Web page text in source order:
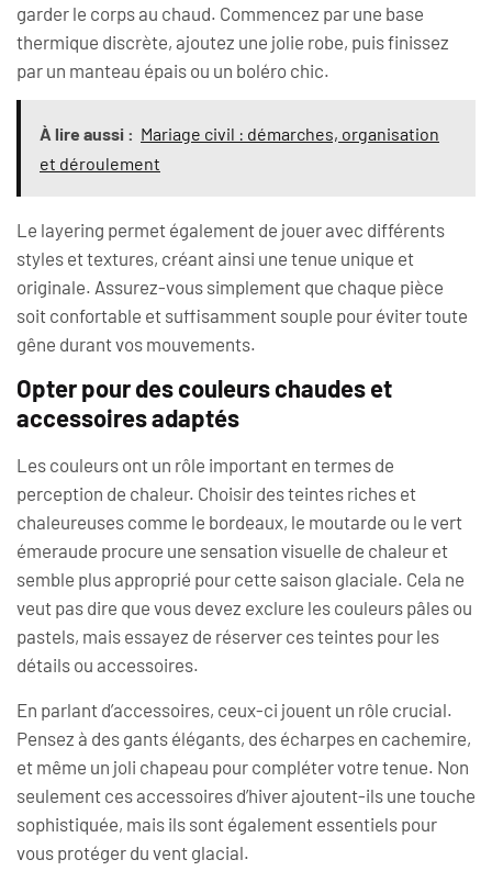
garder le corps au chaud. Commencez par une base
thermique discrète, ajoutez une jolie robe, puis finissez
par un manteau épais ou un boléro chic.
À lire aussi : Mariage civil : démarches, organisation
et déroulement
Le layering permet également de jouer avec différents
styles et textures, créant ainsi une tenue unique et
originale. Assurez-vous simplement que chaque pièce
soit confortable et suffisamment souple pour éviter toute
gêne durant vos mouvements.
Opter pour des couleurs chaudes et
accessoires adaptés
Les couleurs ont un rôle important en termes de
perception de chaleur. Choisir des teintes riches et
chaleureuses comme le bordeaux, le moutarde ou le vert
émeraude procure une sensation visuelle de chaleur et
semble plus approprié pour cette saison glaciale. Cela ne
veut pas dire que vous devez exclure les couleurs pâles ou
pastels, mais essayez de réserver ces teintes pour les
détails ou accessoires.
En parlant d’accessoires, ceux-ci jouent un rôle crucial.
Pensez à des gants élégants, des écharpes en cachemire,
et même un joli chapeau pour compléter votre tenue. Non
seulement ces accessoires d’hiver ajoutent-ils une touche
sophistiquée, mais ils sont également essentiels pour
vous protéger du vent glacial.